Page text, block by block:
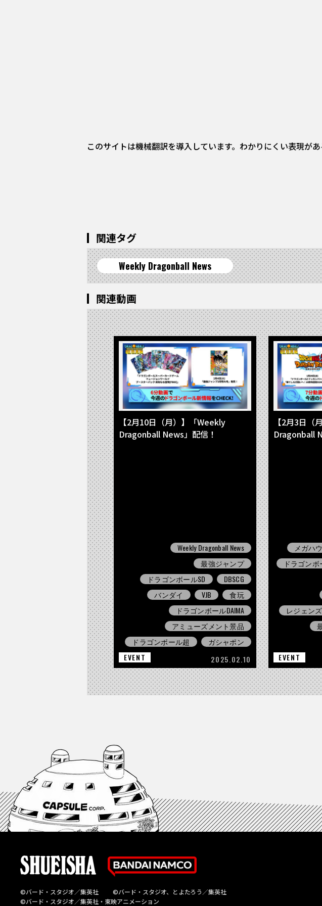
このサイトは機械翻訳を導入しています。わかりにくい表現が
関連タグ
Weekly Dragonball News
関連動画
【2月10日（月）】「Weekly
Dragonball News」配信！
Weekly Dragonball News
最強ジャンプ
ドラゴンボールSD
DBSCG
バンダイ
VJB
食玩
ドラゴンボールDAIMA
アミューズメント景品
ドラゴンボール超
ガシャポン
EVENT
2025.02.10
【2月3日（
Dragonball
メガハ
ドラゴン
レジェンズ
EVENT
©バード・スタジオ／集英社
©バード・スタジオ、とよたろう／集英社
©バード・スタジオ／集英社・東映アニメーション